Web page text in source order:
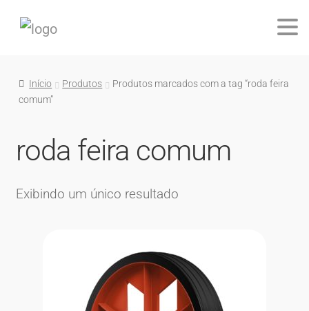
Início Produtos
Produtos marcados com a tag “roda feira
comum”
roda feira comum
Exibindo um único resultado